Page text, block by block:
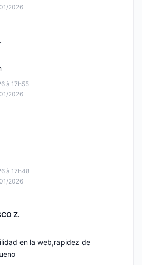
2026
à 17h55
2026
à 17h48
2026
Z.
en la web,rapidez de